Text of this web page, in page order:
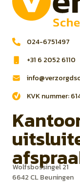
024-6751497
+31 6 2052 6110
KVK nummer:
Wolfsbossingel 21
6642 CL Beuningen